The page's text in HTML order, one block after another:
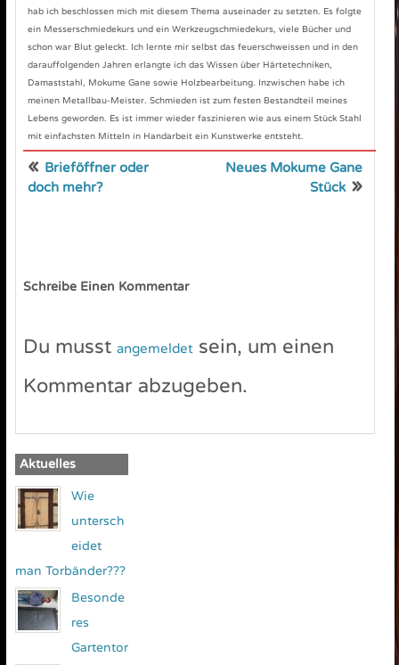
hab ich beschlossen mich mit diesem Thema auseinader zu setzten. Es folgte
ein Messerschmiedekurs und ein Werkzeugschmiedekurs, viele Bücher und
schon war Blut geleckt. Ich lernte mir selbst das feuerschweissen und in den
darauffolgenden Jahren erlangte ich das Wissen über Härtetechniken,
Damaststahl, Mokume Gane sowie Holzbearbeitung. Inzwischen habe ich
meinen Metallbau-Meister. Schmieden ist zum festen Bestandteil meines
Lebens geworden. Es ist immer wieder faszinieren wie aus einem Stück Stahl
mit einfachsten Mitteln in Handarbeit ein Kunstwerke entsteht.
« Brieföffner oder
doch mehr?
Neues Mokume Gane
Stück»
Schreibe Einen Kommentar
Du musst angemeldetsein, um einen
Kommentar abzugeben.
Aktuelles
Wie
untersch
eidet
man Torbänder???
Besonde
res
Gartentor